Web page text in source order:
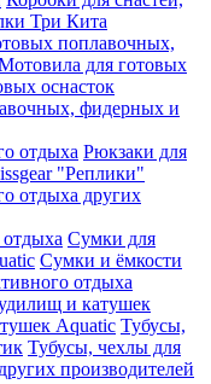
Три Кита
поплавочных,
для готовых
оснасток
фидерных и
отдыха Рюкзаки для
"Реплики"
отдыха других
Сумки для
Сумки и ёмкости
отдыха
и катушек
Aquatic Тубусы,
Тубусы, чехлы для
производителей